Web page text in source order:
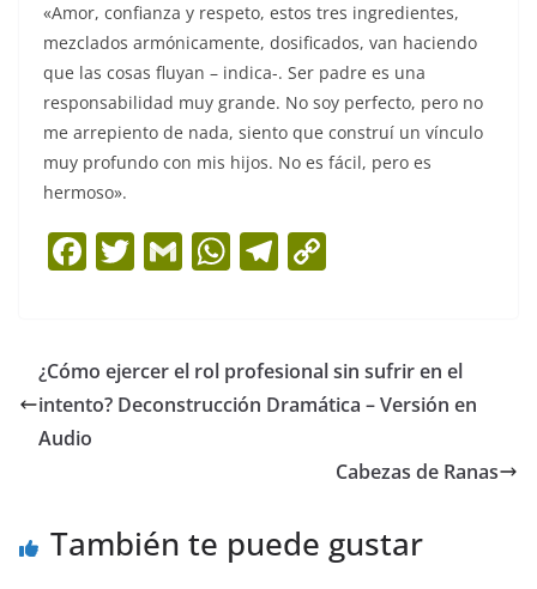
«Amor, confianza y respeto, estos tres ingredientes,
mezclados armónicamente, dosificados, van haciendo
que las cosas fluyan – indica-. Ser padre es una
responsabilidad muy grande. No soy perfecto, pero no
me arrepiento de nada, siento que construí un vínculo
muy profundo con mis hijos. No es fácil, pero es
hermoso».
F
e
b
o
T
er
G
l
W
s
A
T
gr
a
y
Li
k
¿Cómo ejercer el rol profesional sin sufrir en el
intento? Deconstrucción Dramática – Versión en
Audio
Cabezas de Ranas
También te puede gustar